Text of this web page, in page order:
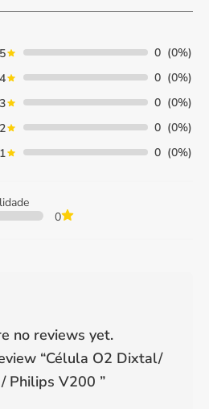
5 0 (0%)
4
0 (0%)
3
0 (0%)
2
0 (0%)
1
0 (0%)
0
no reviews yet.
“Célula O2 Dixtal/
Philips V200 ”